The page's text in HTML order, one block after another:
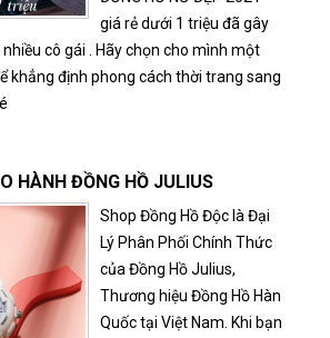
giá rẻ dưới 1 triệu đã gây
cô gái . Hãy chọn cho mình một
khẳng định phong cách thời trang sang
HÀNH ĐỒNG HỒ JULIUS
Shop Đồng Hồ Độc là Đại
Lý Phân Phối Chính Thức
của Đồng Hồ Julius,
Thương hiệu Đồng Hồ Hàn
Quốc tại Việt Nam. Khi bạn